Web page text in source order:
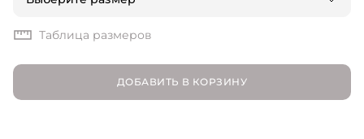
Таблица размеров
ДОБАВИТЬ В КОРЗИНУ